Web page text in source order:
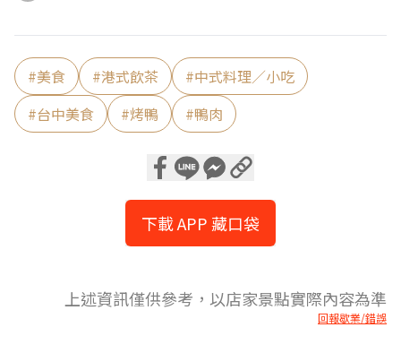
#美食 #港式飲茶 #中式料理／小吃
#台中美食 #烤鴨 #鴨肉
下載 APP 藏口袋
上述資訊僅供參考，以店家景點實際內容為準
回報歇業/錯誤